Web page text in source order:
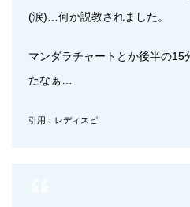
(涙)…何か説教されました。
マンダラチャートとか後半の15
たなぁ…
引用：レディスピ